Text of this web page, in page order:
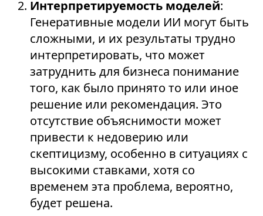
Интерпретируемость моделей:
Генеративные модели ИИ могут быть
сложными, и их результаты трудно
интерпретировать, что может
затруднить для бизнеса понимание
того, как было принято то или иное
решение или рекомендация. Это
отсутствие объяснимости может
привести к недоверию или
скептицизму, особенно в ситуациях с
высокими ставками, хотя со
временем эта проблема, вероятно,
будет решена.